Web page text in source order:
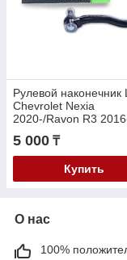
Рулевой наконечник
Chevrolet Nexia
2020-/Ravon R3
/Aveo T200/T250
5 000 ₸
Купить
О нас
100%